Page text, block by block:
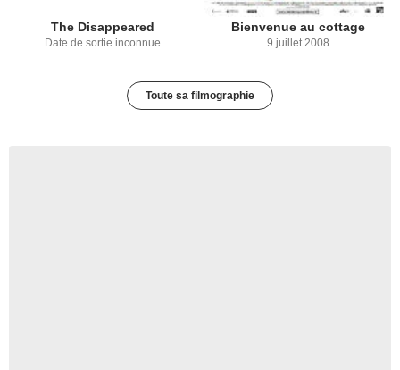
The Disappeared
Date de sortie inconnue
Bienvenue au cottage
9 juillet 2008
Toute sa filmographie